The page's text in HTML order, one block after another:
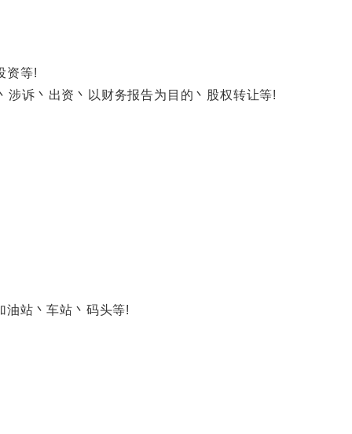
资等!
诉丶出资丶以财务报告为目的丶股权转让等!
站丶车站丶码头等!